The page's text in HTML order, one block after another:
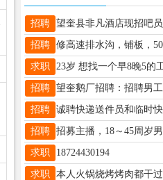
招聘
招聘
求职 23岁 想找一个早8晚5的
招聘
招聘
招聘
求职 18724430194
求职